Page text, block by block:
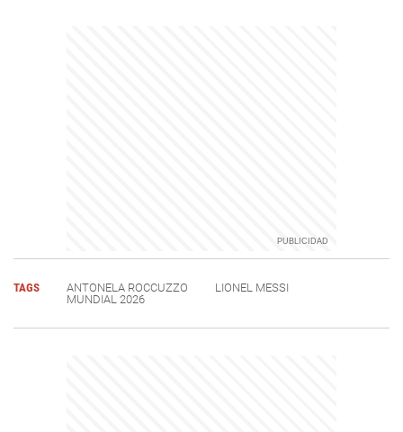
TAGS ANTONELA ROCCUZZO
LIONEL MESSI
MUNDIAL 2026